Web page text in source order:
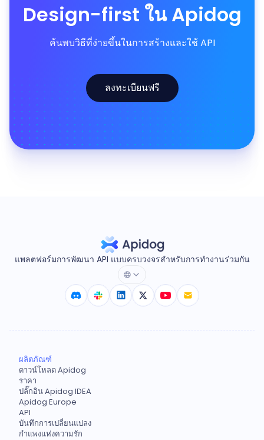
Design-first ใน Apidog
ค้นพบวิธีที่ง่ายขึ้นในการสร้างและใช้ API
ลงทะเบียนฟรี
แพลตฟอร์มการพัฒนา API แบบครบวงจรสำหรับการทำงานร่วมกัน
ผลิตภัณฑ์
ดาวน์โหลด Apidog
ราคา
ปลั๊กอิน Apidog IDEA
Apidog Europe
API
บันทึกการเปลี่ยนแปลง
กำแพงแห่งความรัก